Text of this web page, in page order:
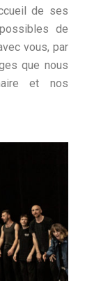
de ses
de
vous, par
que nous
et nos